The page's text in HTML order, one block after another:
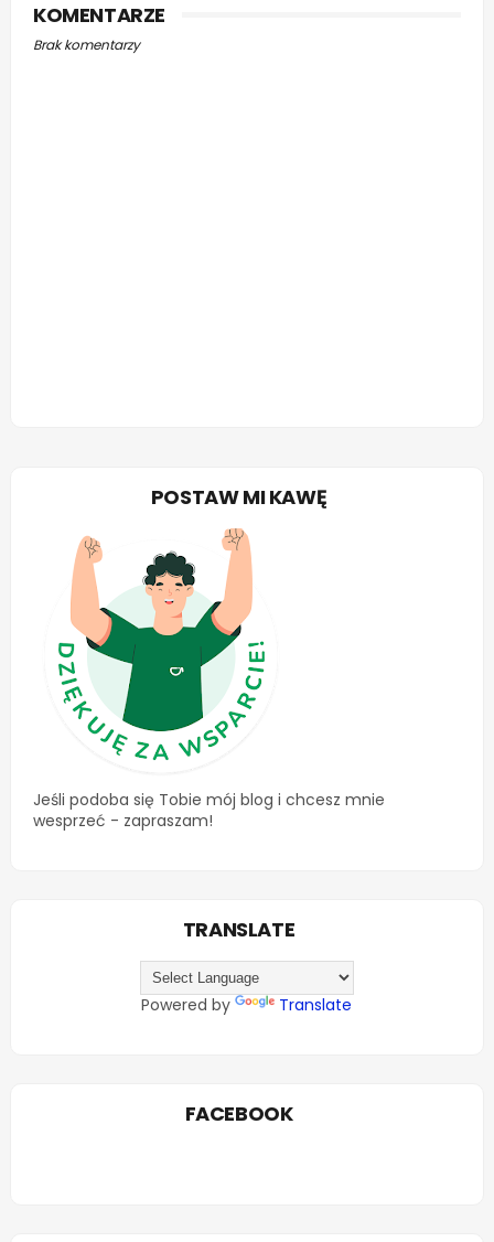
KOMENTARZE
Brak komentarzy
POSTAW MI KAWĘ
Jeśli podoba się Tobie mój blog i chcesz mnie
wesprzeć - zapraszam!
TRANSLATE
Powered by Translate
FACEBOOK